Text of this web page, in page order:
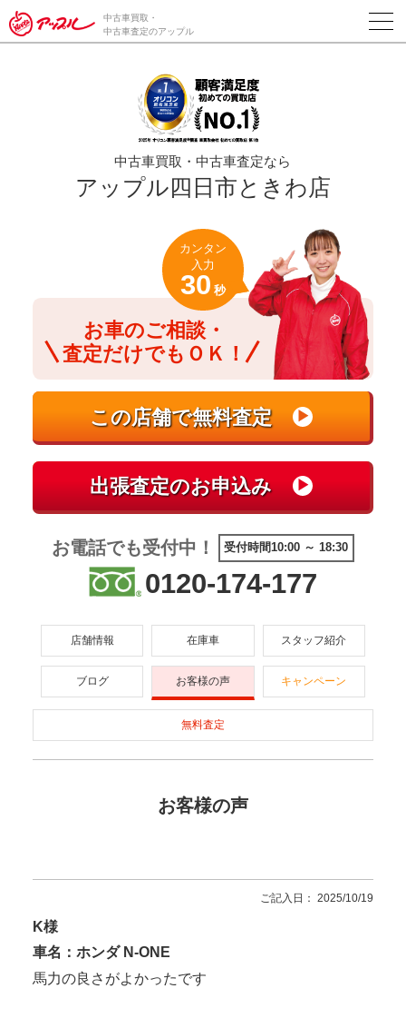
/*ABテスト_新規査定フォームの為のCVボタン*/
中古車買取・
中古車査定のアップル
中古車買取・中古車査定なら
アップル四日市ときわ店
お車のご相談・
査定だけでもＯＫ！
カンタン
入力
30 秒
お電話でも受付中！ 受付時間10:00 ～ 18:30
0120-174-177
店舗情報 在庫車 スタッフ紹介
ブログ お客様の声 キャンペーン
無料査定
お客様の声
ご記入日： 2025/10/19
K様
車名：ホンダ N-ONE
馬力の良さがよかったです